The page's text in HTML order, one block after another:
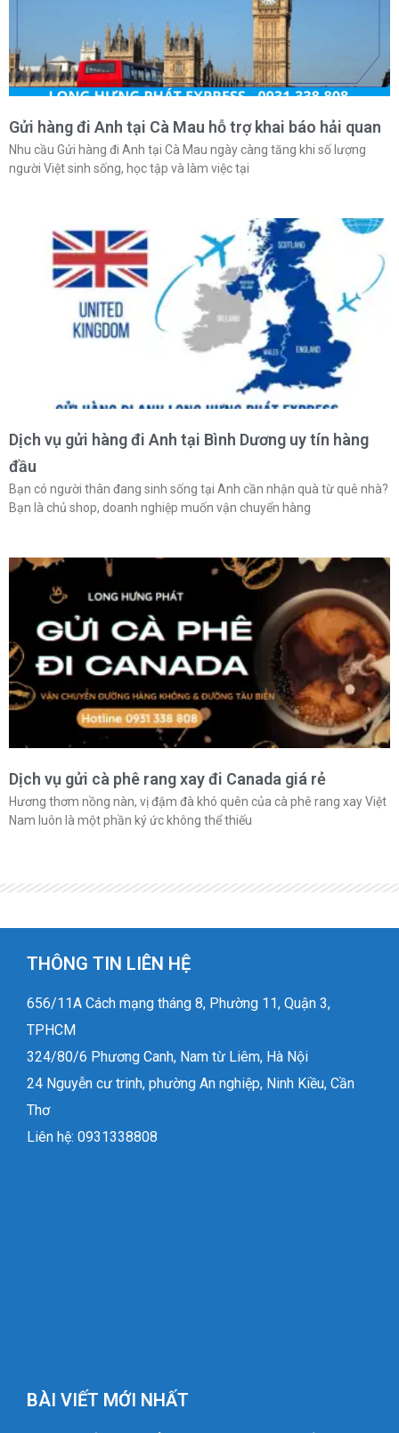
Gửi hàng đi Anh tại Cà Mau hỗ trợ khai báo hải quan
Nhu cầu Gửi hàng đi Anh tại Cà Mau ngày càng tăng khi số lượng
người Việt sinh sống, học tập và làm việc tại
Dịch vụ gửi hàng đi Anh tại Bình Dương uy tín hàng
đầu
Bạn có người thân đang sinh sống tại Anh cần nhận quà từ quê nhà?
Bạn là chủ shop, doanh nghiệp muốn vận chuyển hàng
Dịch vụ gửi cà phê rang xay đi Canada giá rẻ
Hương thơm nồng nàn, vị đậm đà khó quên của cà phê rang xay Việt
Nam luôn là một phần ký ức không thể thiếu
THÔNG TIN LIÊN HỆ
656/11A Cách mạng tháng 8, Phường 11, Quận 3,
TPHCM
324/80/6 Phương Canh, Nam từ Liêm, Hà Nội
24 Nguyễn cư trinh, phường An nghiệp, Ninh Kiều, Cần
Thơ
Liên hệ: 0931338808
BÀI VIẾT MỚI NHẤT